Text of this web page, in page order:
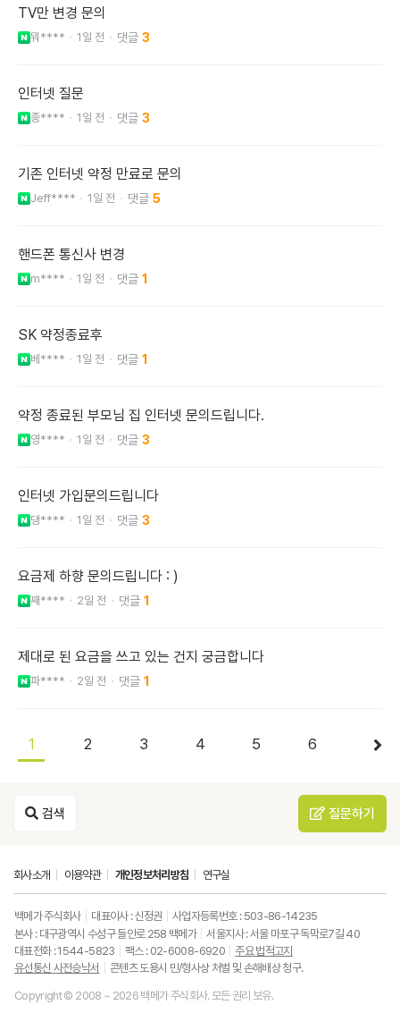
TV만 변경 문의
뭐**** 1일 전 3
인터넷 질문
종**** 1일 전 3
기존 인터넷 약정 만료로 문의
Jeff**** 1일 전 5
핸드폰 통신사 변경
m**** 1일 전 1
SK 약정종료후
베**** 1일 전 1
약정 종료된 부모님 집 인터넷 문의드립니다.
영**** 1일 전 3
인터넷 가입문의드립니다
댕**** 1일 전 3
요금제 하향 문의드립니다 : )
째**** 2일 전 1
제대로 된 요금을 쓰고 있는 건지 궁금합니다
파**** 2일 전 1
1 2 3 4 5 6
검색 질문하기
회사소개 이용약관 개인정보처리방침 연구실
백메가 주식회사 대표이사 : 신정권
사업자등록번호 : 503-86-14235
본사 : 대구광역시 수성구 들안로 258 백메가
서울지사 : 서울 마포구 독막로7길 40
대표전화 : 1544-5823
팩스 : 02-6008-6920
주요 법적고지
유선통신 사전승낙서
콘텐츠 도용시 민/형사상 처벌 및 손해배상 청구.
Copyright © 2008 ~ 2026 백메가 주식회사. 모든 권리 보유.